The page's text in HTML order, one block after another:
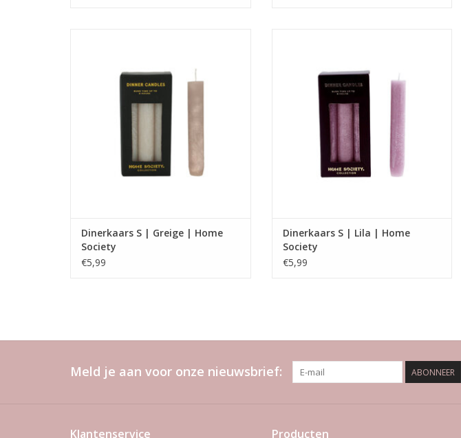
Dinerkaars S | Greige | Home
Society
€5,99
TOEVOEGEN AAN WINKELWAGEN
Dinerkaars S | Lila | Home
Society
€5,99
Meld je aan voor onze nieuwsbrief: ABONNEER
Klantenservice Producten